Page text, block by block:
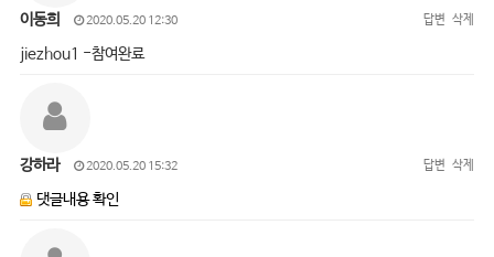
이동희 2020.05.20 12:30 답변 삭제
jiezhou1 -참여완료
강하라 2020.05.20 15:32 답변 삭제
댓글내용 확인